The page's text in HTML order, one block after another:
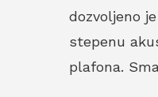
dozvoljeno
stepenu
plafona.